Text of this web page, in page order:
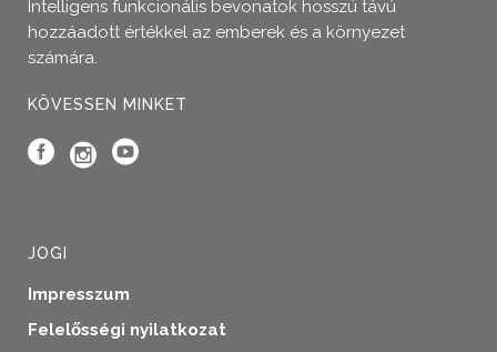
Intelligens funkcionális bevonatok hosszú távú
hozzáadott értékkel az emberek és a környezet
számára.
KÖVESSEN MINKET
JOGI
Impresszum
Felelősségi nyilatkozat